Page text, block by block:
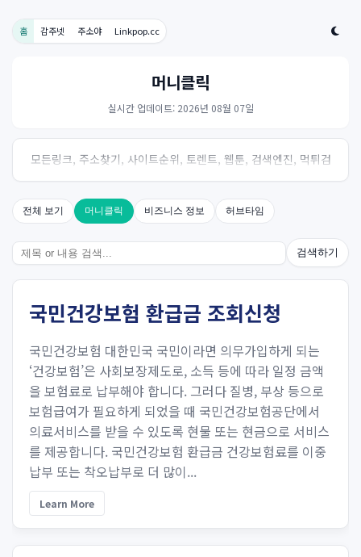
홈 감주넷 주소야 Linkpop.cc
머니클릭
실시간 업데이트: 2026년 08월 07일
모든링크, 주소찾기, 사이트순위, 토렌트, 웹툰, 검색엔진, 먹튀검
증, 스포츠, 드라마, 커뮤니티 링크사이트! 여기여
전체 보기 머니클릭 비즈니스 정보 허브타임
검색하기
국민건강보험 환급금 조회신청
국민건강보험 대한민국 국민이라면 의무가입하게 되는
‘건강보험’은 사회보장제도로, 소득 등에 따라 일정 금액
을 보험료로 납부해야 합니다. 그러다 질병, 부상 등으로
보험급여가 필요하게 되었을 때 국민건강보험공단에서
의료서비스를 받을 수 있도록 현물 또는 현금으로 서비스
를 제공합니다. 국민건강보험 환급금 건강보험료를 이중
납부 또는 착오납부로 더 많이...
Learn More